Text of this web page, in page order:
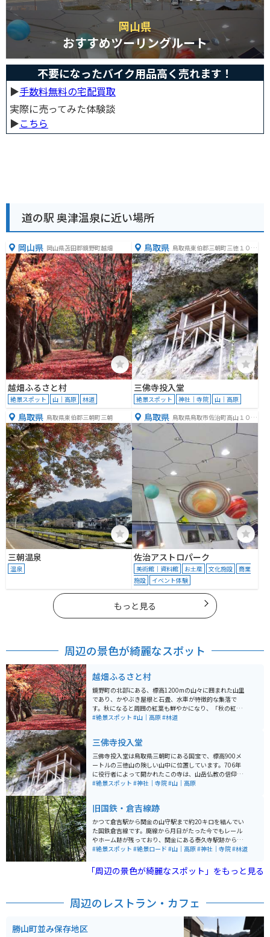
岡山県
おすすめツーリングルート
不要になったバイク用品高く売れます！
▶︎手数料無料の宅配買取
実際に売ってみた体験談
▶︎こちら
道の駅 奥津温泉に近い場所
岡山県 岡山県苫田郡鏡野町越畑
越畑ふるさと村
絶景スポット 山｜高原 林道
鳥取県 鳥取県東伯郡三朝町三徳１０１
０
三佛寺投入堂
絶景スポット 神社｜寺院 山｜高原
鳥取県 鳥取県東伯郡三朝町三朝
三朝温泉
温泉
鳥取県 鳥取県鳥取市佐治町高山１０７
１−１
佐治アストロパーク
美術館｜資料館 お土産 文化施設
商業
施設
イベント体験
もっと見る
周辺の景色が綺麗なスポット
越畑ふるさと村
鏡野町の北部にある、標高1200mの山々に囲まれた山里
であり、かやぶき屋根と石畳、水車が特徴的な集落で
す。秋になると周囲の紅葉も鮮やかになり、「秋の紅葉
まつり」も開催されています。 紅葉スポットへ向かうま
をつけください。バイクなら特に問題はありません。
#絶景スポット #山｜高原#林道
三佛寺投入堂
三佛寺投入堂は鳥取県三朝町にある国宝で、標高900メ
ートルの三徳山の険しい山中に位置しています。706年
に役行者によって開かれたこの寺は、山岳仏教の信仰の
場として知られています。投入堂はその名の通り、「法
ます。 歴史的価値だけでなく、登山をしながら自然の美
しさも堪能できます。ただし、参拝には体力と注意が必
要で、特に登山道は急坂で滑りやすいため、動きやすい
服装と靴で訪れてください。
#絶景スポット #神社｜寺院#山｜高原
旧国鉄・倉吉線跡
かつて倉吉駅から関金の山守駅まで約20キロを結んでい
た国鉄倉吉線です。廃線から月日がたった今でもレール
やホーム跡が残っており、関金にある泰久寺駅跡から山
守トンネル入口付近までは竹林の中に廃線跡がありま
ブリの世界に入ったかのような体験ができます。泰久寺
駅跡前まで車やバイクで行くことは可能ですが、駐車す
す。
#絶景スポット #絶景ロード #山｜高原#神社｜寺院#林道
「周辺の景色が綺麗なスポット」をもっと見る
周辺のレストラン・カフェ
勝山町並み保存地区